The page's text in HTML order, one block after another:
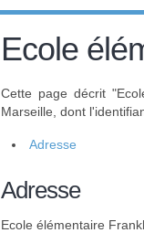
Ecole
Cette page décrit
Marseille, dont
Adresse
Adresse
Ecole élémentaire